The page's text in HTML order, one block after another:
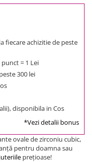
fiecare achizitie de peste
= 1 Lei
300 lei
disponibila in Cos
*Vezi detalii bonus
ovale de zirconiu cubic,
pentru doamna sau
preţioase!